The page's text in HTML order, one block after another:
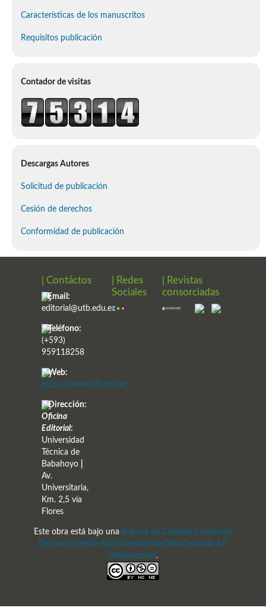
Características de los manuscritos
Requisitos publicación
Contador de visitas
Descargas Autores
Solicitud de publicación
Cesión de derechos
Conformidad de publicación
| Contáctos
Email:
editorial@utb.edu.ec
Teléfono:
(+593)
959118258
Web:
https://www.utb.edu.ec
Dirección:
Oficina
Editorial:
Universidad
Técnica de
Babahoyo
Av.
Universitaria,
Km. 2,5 vía
Flores
| Redes
Sociales
| Revistas
consorciadas
Este obra está bajo una
licencia de Creative Commons
Reconocimiento-NoComercial-SinObraDerivada 4.0
Internacional .